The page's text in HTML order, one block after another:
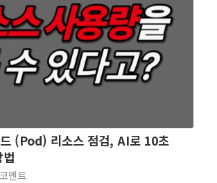
(Pod) 리소스 점검, AI로 10초
멘트